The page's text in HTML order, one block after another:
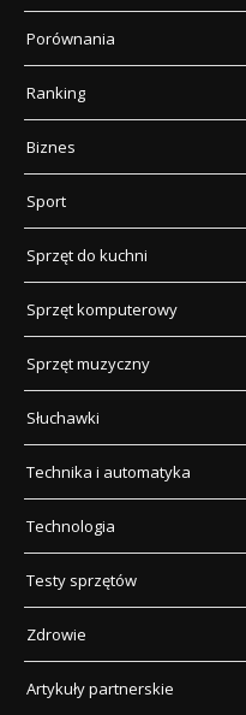
Porównania
Ranking
Biznes
Sport
Sprzęt do kuchni
Sprzęt komputerowy
Sprzęt muzyczny
Słuchawki
Technika i automatyka
Technologia
Testy sprzętów
Zdrowie
Artykuły partnerskie